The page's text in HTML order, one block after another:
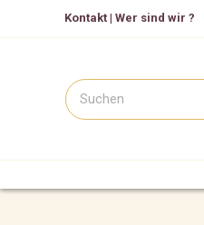
Kontakt | Wer sind wir ?